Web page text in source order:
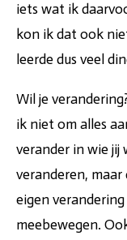
iets wat ik
kon ik dat ook
leerde dus veel
Wil je
ik niet om alles
verander in wie jij
veranderen, maar
eigen
meebewegen.